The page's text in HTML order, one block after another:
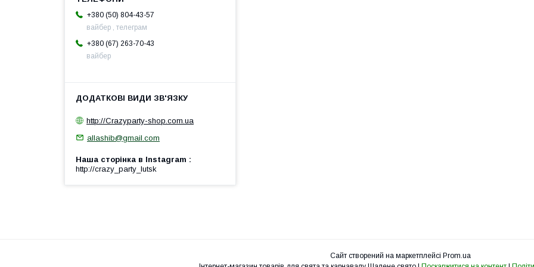
+380 (50) 804-43-57
вайбер , телеграм
+380 (67) 263-70-43
вайбер
http://Crazyparty-shop.com.ua
allashib@gmail.com
Наша сторінка в Instagram
http://crazy_party_lutsk
Сайт створений на маркетплейсі Prom.ua